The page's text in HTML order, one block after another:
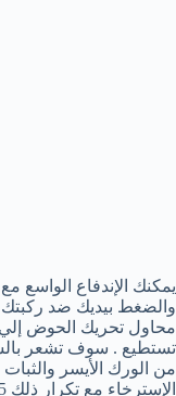
يمكنك الإندفاع الواسع
والضغط بيديك ضد ركبتك
محاول تحريك الحوض إلي
تستطيع . سوف تشعر
الإسترخاء مع تكرار ذلك 5 مرات لكل ساق .